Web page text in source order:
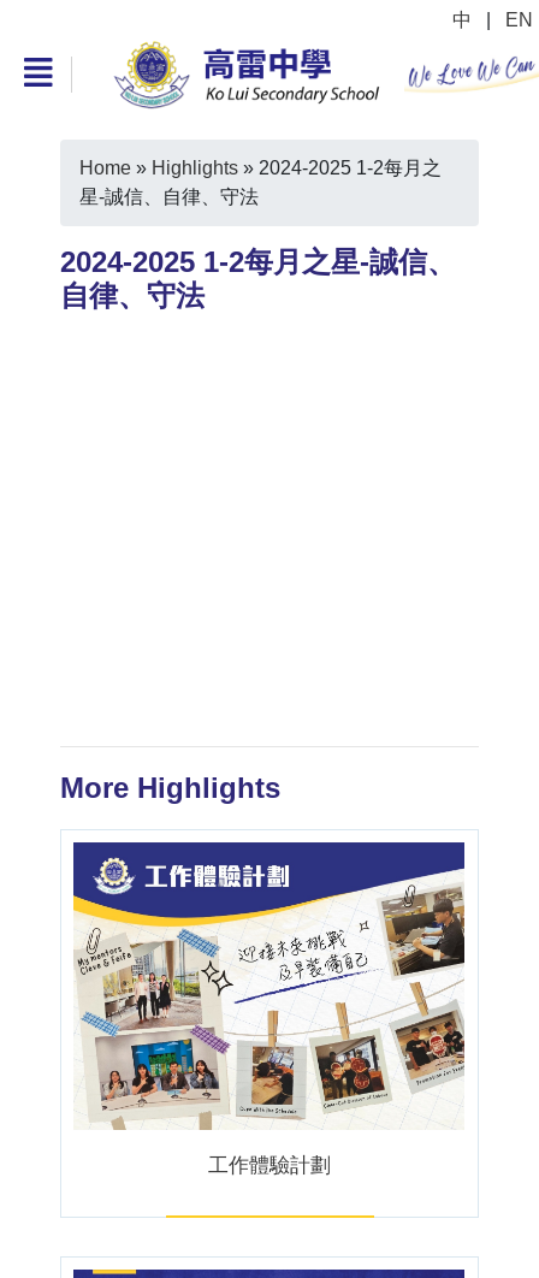
中 EN
Home » Highlights » 2024-2025 1-2每月之
星-誠信、自律、守法
2024-2025 1-2每月之星-誠信、
自律、守法
More Highlights
工作體驗計劃